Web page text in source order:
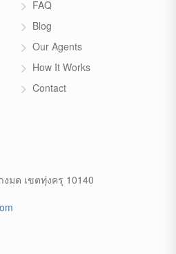
FAQ
Blog
Our Agents
How It Works
Contact
มด เขตทุ่งครุ 10140